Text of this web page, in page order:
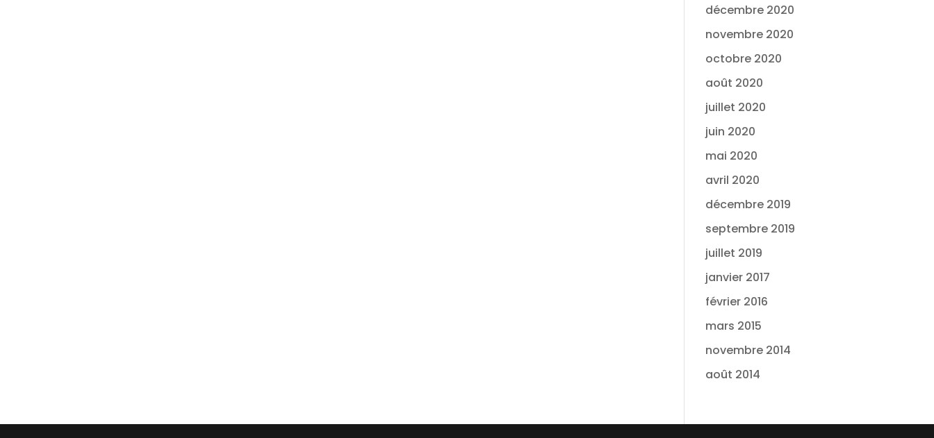
décembre 2020
novembre 2020
octobre 2020
août 2020
juillet 2020
juin 2020
mai 2020
avril 2020
décembre 2019
septembre 2019
juillet 2019
janvier 2017
février 2016
mars 2015
novembre 2014
août 2014